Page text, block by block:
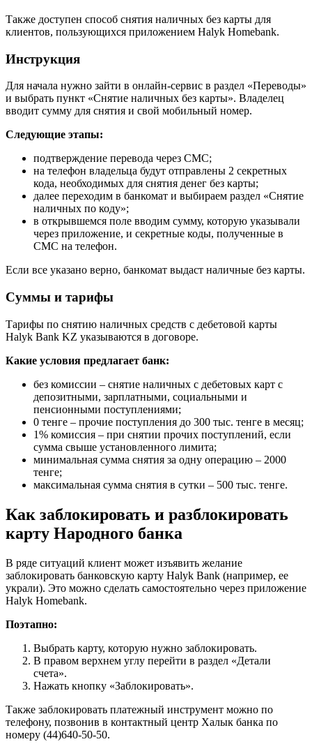
Также доступен способ снятия наличных без карты для
клиентов, пользующихся приложением Halyk Homebank.
Инструкция
Для начала нужно зайти в онлайн-сервис в раздел «Переводы»
и выбрать пункт «Снятие наличных без карты». Владелец
вводит сумму для снятия и свой мобильный номер.
Следующие этапы:
подтверждение перевода через СМС;
на телефон владельца будут отправлены 2 секретных
кода, необходимых для снятия денег без карты;
далее переходим в банкомат и выбираем раздел «Снятие
наличных по коду»;
в открывшемся поле вводим сумму, которую указывали
через приложение, и секретные коды, полученные в
СМС на телефон.
Если все указано верно, банкомат выдаст наличные без карты.
Суммы и тарифы
Тарифы по снятию наличных средств с дебетовой карты
Halyk Bank KZ указываются в договоре.
Какие условия предлагает банк:
без комиссии – снятие наличных с дебетовых карт с
депозитными, зарплатными, социальными и
пенсионными поступлениями;
0 тенге – прочие поступления до 300 тыс. тенге в месяц;
1% комиссия – при снятии прочих поступлений, если
сумма свыше установленного лимита;
минимальная сумма снятия за одну операцию – 2000
тенге;
максимальная сумма снятия в сутки – 500 тыс. тенге.
Как заблокировать и разблокировать
карту Народного банка
В ряде ситуаций клиент может изъявить желание
заблокировать банковскую карту Halyk Bank (например, ее
украли). Это можно сделать самостоятельно через приложение
Halyk Homebank.
Поэтапно:
Выбрать карту, которую нужно заблокировать.
В правом верхнем углу перейти в раздел «Детали
счета».
Нажать кнопку «Заблокировать».
Также заблокировать платежный инструмент можно по
телефону, позвонив в контактный центр Халык банка по
номеру (44)640-50-50.